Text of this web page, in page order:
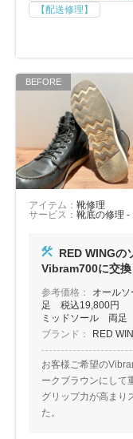
【配送修理】
アイテム： 靴修理
サービス： 靴底の修理 -
RED WINGの
Vibram700に交換
参考価格：
オール
足 税込19,800円
ミッドソール 両足
ブランド：
RED
お客様ご希望の
ークブラウンにして
グリップ力が高まり
た。